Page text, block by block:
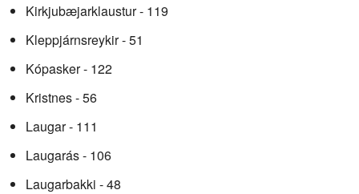
Kirkjubæjarklaustur - 119
Kleppjárnsreykir - 51
Kópasker - 122
Kristnes - 56
Laugar - 111
Laugarás - 106
Laugarbakki - 48